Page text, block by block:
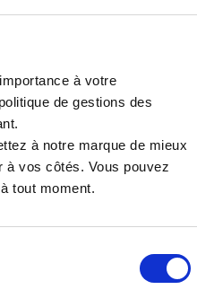
à votre
de gestions des
à notre marque de mieux
à vos côtés. Vous pouvez
tout moment.